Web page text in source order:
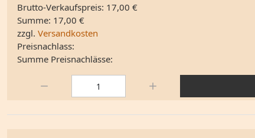
Brutto-Verkaufspreis: 17,00 €
Summe: 17,00 €
zzgl. Versandkosten
Preisnachlass:
Summe Preisnachlässe: